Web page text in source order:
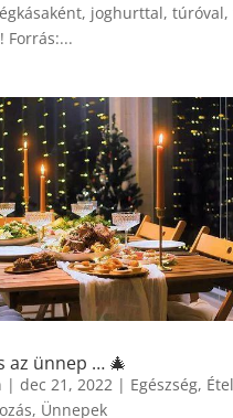
joghurttal, túróval,
Forrás:...
az ünnep … 🎄
| dec 21, 2022| Egészség,
, Ünnepek